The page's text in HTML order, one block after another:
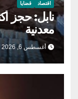
اقتصاد قضايا
معدنية
أغسطس 6, 2026